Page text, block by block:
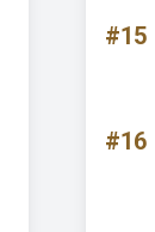
#15
#16